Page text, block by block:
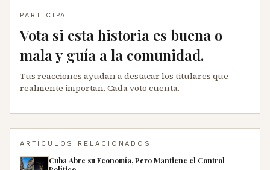
PARTICIPA
Vota si esta historia es buena o
mala y guía a la comunidad.
Tus reacciones ayudan a destacar los titulares que
realmente importan. Cada voto cuenta.
ARTÍCULOS RELACIONADOS
Cuba Abre su Economía, Pero Mantiene el Control